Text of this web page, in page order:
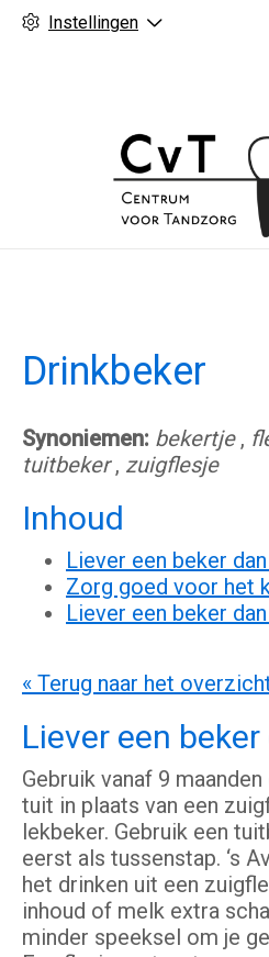
Instellingen
Drinkbeker
Synoniemen: bekertje,
tuitbeker, zuigflesje
Inhoud
Liever een beker
Zorg goed voor het
Liever een beker
« Terug naar het
Liever een
Gebruik vanaf 9
tuit in plaats van een
lekbeker. Gebruik een
eerst als tussenstap. ‘s
het drinken uit een
inhoud of melk extra
minder speeksel om je